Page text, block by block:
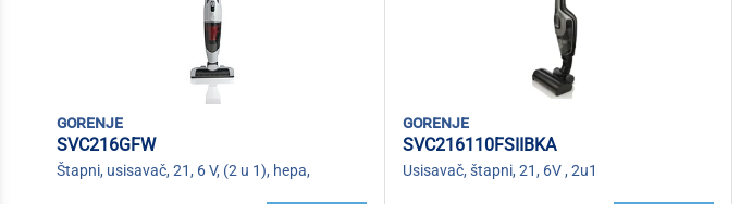
gorenje
SVC216GFW
Štapni, usisavač, 21, 6 V, (2 u 1), hepa,
gorenje
SVC216110FSIIBKA
Usisavač, štapni, 21, 6V , 2u1